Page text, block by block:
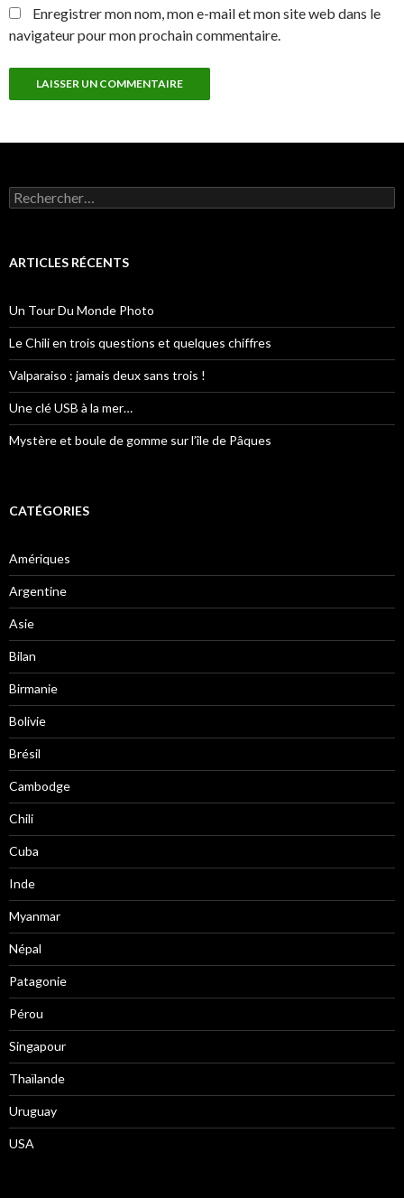
Enregistrer mon nom, mon e-mail et mon site web dans le
navigateur pour mon prochain commentaire.
R
e
e
h
e
r
:
ARTICLES RÉCENTS
Un Tour Du Monde Photo
Le Chili en trois questions et quelques chiffres
Valparaiso : jamais deux sans trois !
Une clé USB à la mer…
Mystère et boule de gomme sur l’île de Pâques
CATÉGORIES
Amériques
Argentine
Asie
Bilan
Birmanie
Bolivie
Brésil
Cambodge
Chili
Cuba
Inde
Myanmar
Népal
Patagonie
Pérou
Singapour
Thaïlande
Uruguay
USA